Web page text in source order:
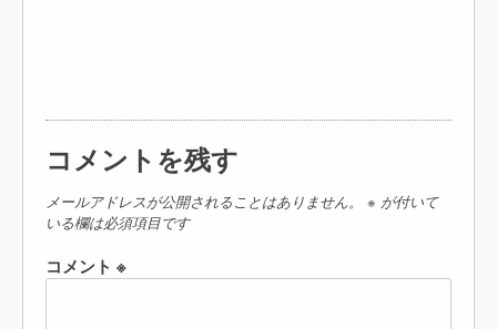
コメントを残す
メールアドレスが公開されることはありません。 ※ が付いて
いる欄は必須項目です
コメント ※